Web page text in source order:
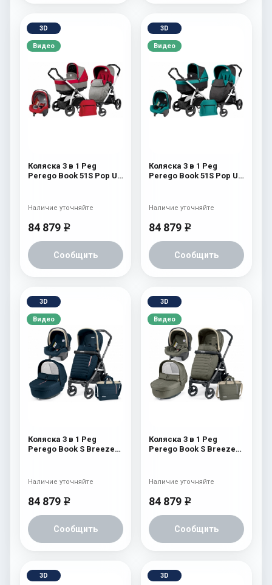
3D
Видео
Коляска 3 в 1 Peg
Perego Book 51S Pop Up
84 879 e
Сообщить
Наличие уточняйте
3D
Видео
Коляска 3 в 1 Peg
Perego Book 51S Pop Up
84 879 e
Сообщить
Наличие уточняйте
3D
Видео
Коляска 3 в 1 Peg
Perego Book S Breeze
Blue
84 879 e
Сообщить
Наличие уточняйте
3D
Видео
Коляска 3 в 1 Peg
Perego Book S Breeze
Kaki
84 879 e
Сообщить
Наличие уточняйте
3D 3D